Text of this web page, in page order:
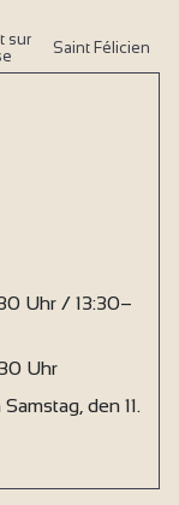
sur
Saint Félicien
Uhr / 13:30–
Uhr
den 11.